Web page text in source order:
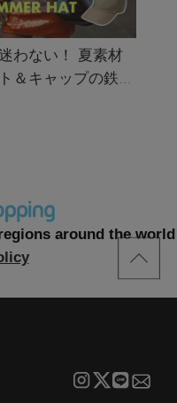
わない！ 夏素材
＆キャップの鉄板
around the world